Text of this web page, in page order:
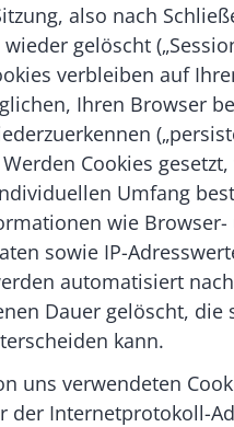
also nach
gelöscht
verbleiben auf
Ihren Browser
Werden Cookies
Umfang
wie Browser-
sowie IP-
automatisiert
Dauer gelöscht, die
kann.
uns verwendeten
der Internetprotokoll-